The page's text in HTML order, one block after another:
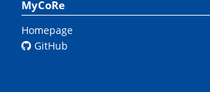
MyCoRe
Homepage
GitHub